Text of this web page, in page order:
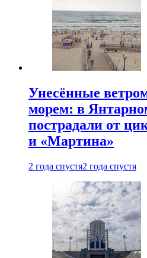
Унесённые
морем: в
пострадали от
и «Мартина»
2 года спустя2 года спустя